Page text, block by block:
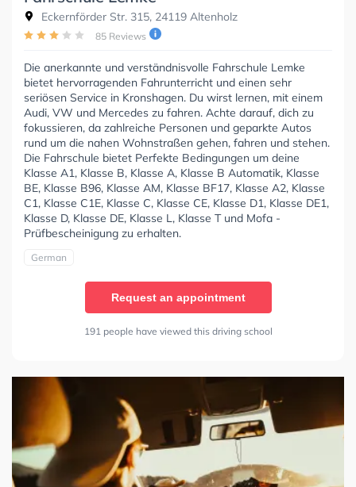
Eckernförder Str. 315, 24119 Altenholz
85 Reviews
Die anerkannte und verständnisvolle Fahrschule Lemke
bietet hervorragenden Fahrunterricht und einen sehr
seriösen Service in Kronshagen. Du wirst lernen, mit einem
Audi, VW und Mercedes zu fahren. Achte darauf, dich zu
fokussieren, da zahlreiche Personen und geparkte Autos
rund um die nahen Wohnstraßen gehen, fahren und stehen.
Die Fahrschule bietet Perfekte Bedingungen um deine
Klasse A1, Klasse B, Klasse A, Klasse B Automatik, Klasse
BE, Klasse B96, Klasse AM, Klasse BF17, Klasse A2, Klasse
C1, Klasse C1E, Klasse C, Klasse CE, Klasse D1, Klasse DE1,
Klasse D, Klasse DE, Klasse L, Klasse T und Mofa -
Prüfbescheinigung zu erhalten.
German
Request an appointment
191 people have viewed this driving school